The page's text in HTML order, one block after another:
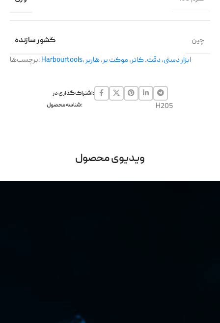
کشور سازنده
چین
برچسب‌ها:Harbourtools, ابزار دستی,دقت,کاتر,موکت بر,هاربر
اشتراک گذاری در:
شناسه محصول:
H205
ویدیوی محصول